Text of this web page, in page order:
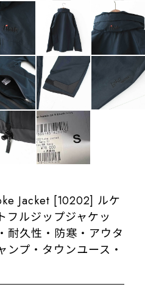
Jacket [10202] ルケ
フルジップジャケッ
耐久性・防寒・アウタ
ンプ・タウンユース・